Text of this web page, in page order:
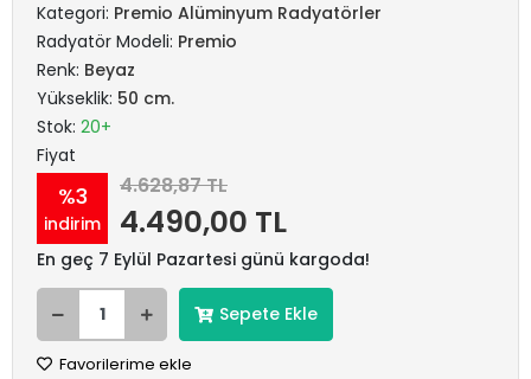
Kategori: Premio Alüminyum Radyatörler
Radyatör Modeli: Premio
Renk: Beyaz
Yükseklik: 50 cm.
Stok: 20+
Fiyat
%3
indirim
4.628,87 TL
4.490,00 TL
En geç 7 Eylül Pazartesi günü kargoda!
Sepete Ekle
Favorilerime ekle